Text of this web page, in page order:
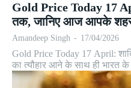
Gold Price Today 17
तक, जानिए आज आपके शहर
Amandeep Singh - 17/04/2026
Gold Price Today 17 April:
का त्यौहार आने के साथ ही भारत के